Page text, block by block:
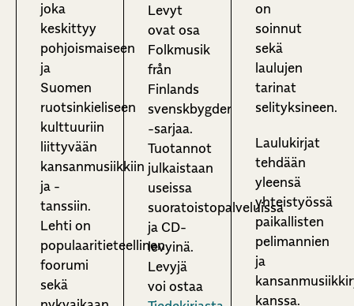
joka
keskittyy
pohjoismaiseen
ja
Suomen
ruotsinkieliseen
kulttuuriin
liittyvään
kansanmusiikkiin
ja -
tanssiin.
Lehti on
populaaritieteellinen
foorumi
sekä
Levyt
ovat osa
Folkmusik
från
Finlands
svenskbygder
-sarjaa.
Tuotannot
julkaistaan
useissa
suoratoistopalveluissa
ja CD-
levyinä.
Levyjä
voi ostaa
on
soinnut
sekä
laulujen
tarinat
selityksineen.
Laulukirjat
tehdään
yleensä
yhteistyössä
paikallisten
pelimannien
ja
kanssa.